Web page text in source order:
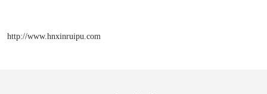
http://www.hnxinruipu.com